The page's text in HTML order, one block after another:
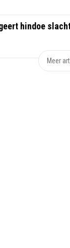
hindoe
Meer